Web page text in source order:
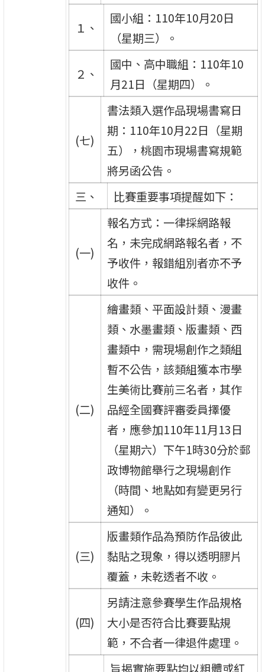
１、
國小組：110年10月20日
（星期三）。
２、
國中、高中職組：110年10
月21日（星期四）。
(七)
書法類入選作品現場書寫日
期：110年10月22日（星期
五），桃園市現場書寫規範
將另函公告。
三、
比賽重要事項提醒如下：
(一)
報名方式：一律採網路報
名，未完成網路報名者，不
予收件，報錯組別者亦不予
收件。
(二)
繪畫類、平面設計類、漫畫
類、水墨畫類、版畫類、西
畫類中，需現場創作之類組
暫不公告，該類組獲本市學
生美術比賽前三名者，其作
品經全國賽評審委員擇優
者，應參加110年11月13日
（星期六）下午1時30分於郵
政博物館舉行之現場創作
（時間、地點如有變更另行
通知）。
(三)
版畫類作品為預防作品彼此
黏貼之現象，得以透明膠片
覆蓋，未乾透者不收。
(四)
另請注意參賽學生作品規格
大小是否符合比賽要點規
範，不合者一律退件處理。
旨揭實施要點均以粗體或紅